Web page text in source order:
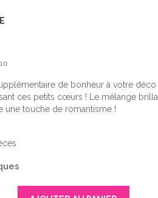
de bonheur à votre
ces petits cœurs ! Le mélange
une touche de romantisme !